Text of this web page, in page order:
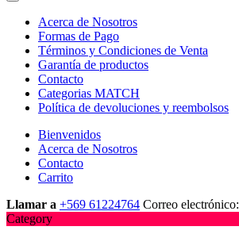
Acerca de Nosotros
Formas de Pago
Términos y Condiciones de Venta
Garantía de productos
Contacto
Categorias MATCH
Política de devoluciones y reembolsos
Bienvenidos
Acerca de Nosotros
Contacto
Carrito
Llamar a +569 61224764 Correo electrónico:
Category